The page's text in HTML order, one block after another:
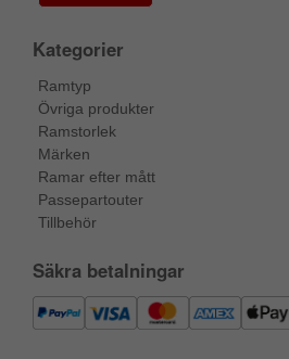
Kategorier
Ramtyp
Övriga produkter
Ramstorlek
Märken
Ramar efter mått
Passepartouter
Tillbehör
Säkra betalningar